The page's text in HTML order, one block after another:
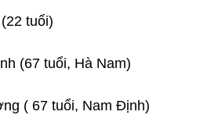
tuổi)
(67 tuổi, Hà Nam)
( 67 tuổi, Nam Định)